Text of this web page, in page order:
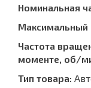
Номинальная
Максимальный
Частота
моменте, об/
Тип товара: